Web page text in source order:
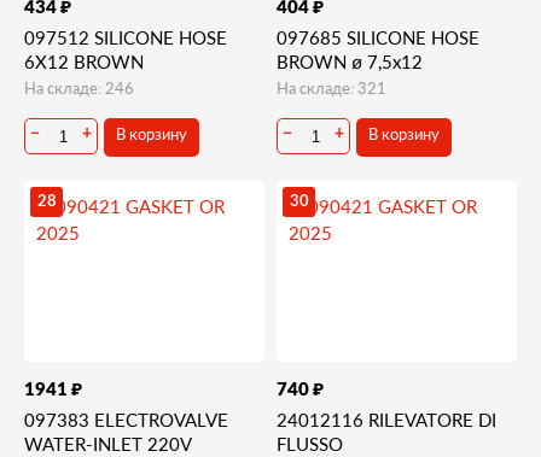
434 ₽
097512 SILICONE HOSE
6X12 BROWN
На складе: 246
− + В корзину
404 ₽
097685 SILICONE HOSE
BROWN ø 7,5x12
На складе: 321
− + В корзину
28
1941 ₽
097383 ELECTROVALVE
WATER-INLET 220V
30
740 ₽
24012116 RILEVATORE DI
FLUSSO